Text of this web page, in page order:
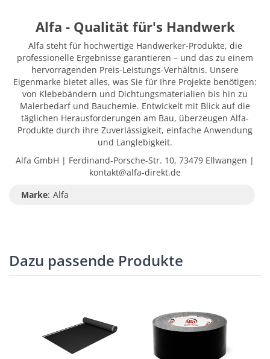
Alfa - Qualität für's Handwerk
Alfa steht für hochwertige Handwerker-Produkte, die
professionelle Ergebnisse garantieren – und das zu einem
hervorragenden Preis-Leistungs-Verhältnis. Unsere
Eigenmarke bietet alles, was Sie für Ihre Projekte benötigen:
von Klebebändern und Dichtungsmaterialien bis hin zu
Malerbedarf und Bauchemie. Entwickelt mit Blick auf die
täglichen Herausforderungen am Bau, überzeugen Alfa-
Produkte durch ihre Zuverlässigkeit, einfache Anwendung
und Langlebigkeit.
Alfa GmbH | Ferdinand-Porsche-Str. 10, 73479 Ellwangen |
kontakt@alfa-direkt.de
Marke: Alfa
Dazu passende Produkte